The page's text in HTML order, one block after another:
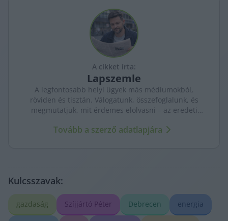
A cikket írta:
Lapszemle
A legfontosabb helyi ügyek más médiumokból,
röviden és tisztán. Válogatunk, összefoglalunk, és
megmutatjuk, mit érdemes elolvasni – az eredeti
Tovább a szerző adatlapjára
Kulcsszavak:
gazdaság Szíjjártó Péter Debrecen energia